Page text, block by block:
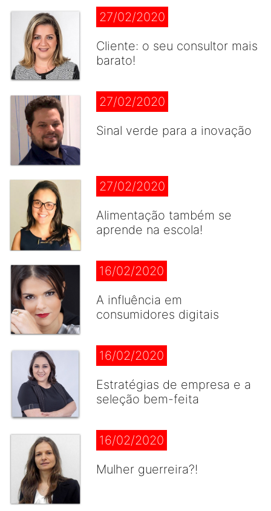
27/02/2020
Cliente: o seu consultor mais
barato!
27/02/2020
Sinal verde para a inovação
27/02/2020
Alimentação também se
aprende na escola!
16/02/2020
A influência em
consumidores digitais
16/02/2020
Estratégias de empresa e a
seleção bem-feita
16/02/2020
Mulher guerreira?!